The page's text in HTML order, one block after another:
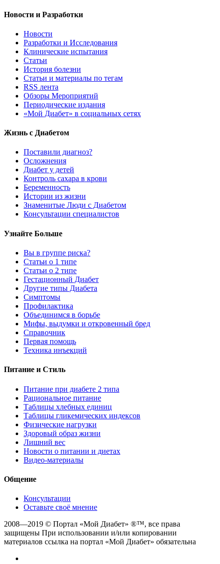
Новости и Разработки
Новости
Разработки и Исследования
Клинические испытания
Статьи
История болезни
Статьи и материалы по тегам
RSS лента
Обзоры Мероприятий
Периодические издания
«Мой Диабет» в социальных сетях
Жизнь с Диабетом
Поставили диагноз?
Осложнения
Диабет у детей
Контроль сахара в крови
Беременность
Истории из жизни
Знаменитые Люди с Диабетом
Консультации специалистов
Узнайте Больше
Вы в группе риска?
Статьи о 1 типе
Статьи о 2 типе
Гестационный Диабет
Другие типы Диабета
Симптомы
Профилактика
Объединимся в борьбе
Мифы, выдумки и откровенный бред
Справочник
Первая помощь
Техника инъекций
Питание и Стиль
Питание при диабете 2 типа
Рациональное питание
Таблицы хлебных единиц
Таблицы гликемических индексов
Физические нагрузки
Здоровый образ жизни
Лишний вес
Новости о питании и диетах
Видео-материалы
Общение
Консультации
Оставьте своё мнение
2008—2019 © Портал «Мой Диабет» ®™, все права
защищены При использовании и/или копировании
материалов ссылка на портал «Мой Диабет» обязательна